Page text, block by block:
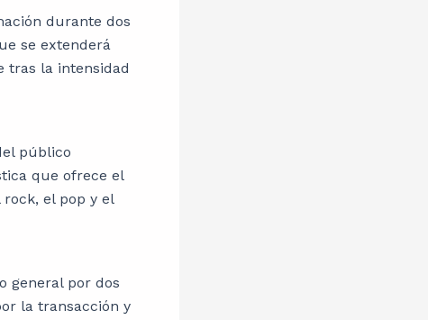
durante dos
se extenderá
tras la intensidad
público
que ofrece el
el pop y el
general por dos
la transacción y